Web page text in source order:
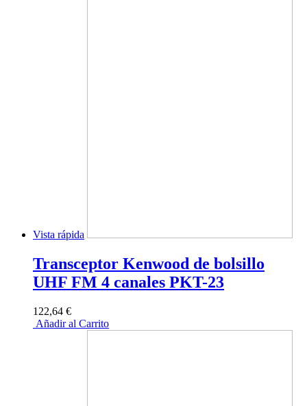
Vista rápida
Transceptor Kenwood de bolsillo
UHF FM 4 canales PKT-23
122,64 €
Añadir al Carrito